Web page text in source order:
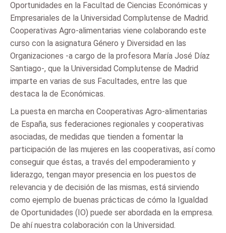
Oportunidades en la Facultad de Ciencias Económicas y
Empresariales de la Universidad Complutense de Madrid.
Cooperativas Agro-alimentarias viene colaborando este
curso con la asignatura Género y Diversidad en las
Organizaciones -a cargo de la profesora María José Díaz
Santiago-, que la Universidad Complutense de Madrid
imparte en varias de sus Facultades, entre las que
destaca la de Económicas.
La puesta en marcha en Cooperativas Agro-alimentarias
de España, sus federaciones regionales y cooperativas
asociadas, de medidas que tienden a fomentar la
participación de las mujeres en las cooperativas, así como
conseguir que éstas, a través del empoderamiento y
liderazgo, tengan mayor presencia en los puestos de
relevancia y de decisión de las mismas, está sirviendo
como ejemplo de buenas prácticas de cómo la Igualdad
de Oportunidades (IO) puede ser abordada en la empresa.
De ahí nuestra colaboración con la Universidad.